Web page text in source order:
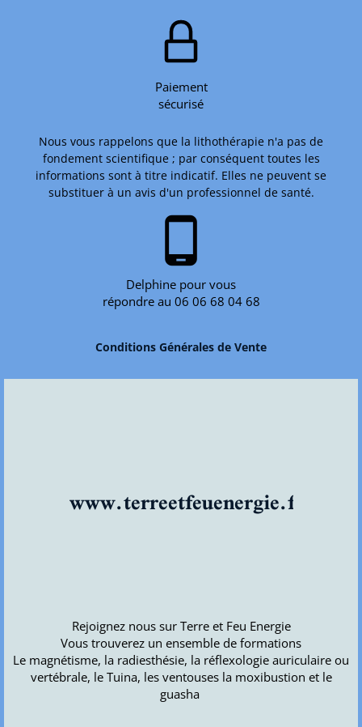
Paiement
sécurisé
Nous vous rappelons que la lithothérapie n'a pas de
fondement scientifique ; par conséquent toutes les
informations sont à titre indicatif. Elles ne peuvent se
substituer à un avis d'un professionnel de santé.
phone_android
Delphine pour vous
répondre au 06 06 68 04 68
Conditions Générales de Vente
www.terreetfeuenergie.fr
Rejoignez nous sur Terre et Feu Energie
Vous trouverez un ensemble de formations
Le magnétisme, la radiesthésie, la réflexologie auriculaire ou
vertébrale, le Tuina, les ventouses la moxibustion et le
guasha